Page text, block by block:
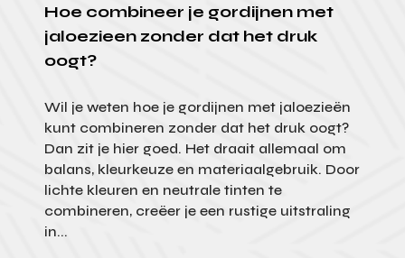
Hoe combineer je gordijnen met
jaloezieen zonder dat het druk
oogt?
Wil je weten hoe je gordijnen met jaloezieën
kunt combineren zonder dat het druk oogt?
Dan zit je hier goed. Het draait allemaal om
balans, kleurkeuze en materiaalgebruik. Door
lichte kleuren en neutrale tinten te
combineren, creëer je een rustige uitstraling
in...